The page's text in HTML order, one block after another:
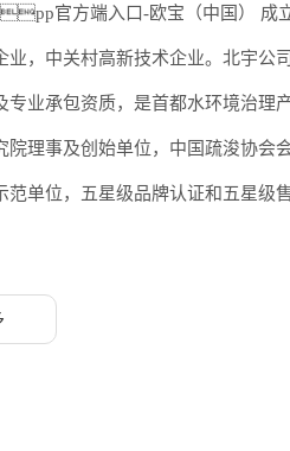
官方端入口-欧宝（中国） 成立
业，中关村高新技术企业。北宇公
专业承包资质，是首都水环境治理
院理事及创始单位，中国疏浚协会
范单位，五星级品牌认证和五星级